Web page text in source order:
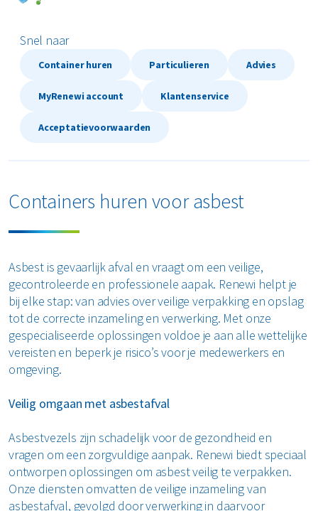
Alle soorten afval
Snel naar
Container huren Particulieren Advies
MyRenewi account Klantenservice
Acceptatievoorwaarden
Containers huren voor asbest
Asbest is gevaarlijk afval en vraagt om een veilige,
gecontroleerde en professionele aapak. Renewi helpt je
bij elke stap: van advies over veilige verpakking en opslag
tot de correcte inzameling en verwerking. Met onze
gespecialiseerde oplossingen voldoe je aan alle wettelijke
vereisten en beperk je risico’s voor je medewerkers en
omgeving.
Veilig omgaan met asbestafval
Asbestvezels zijn schadelijk voor de gezondheid en
vragen om een zorgvuldige aanpak. Renewi biedt speciaal
ontworpen oplossingen om asbest veilig te verpakken.
Onze diensten omvatten de veilige inzameling van
asbestafval, gevolgd door verwerking in daarvoor